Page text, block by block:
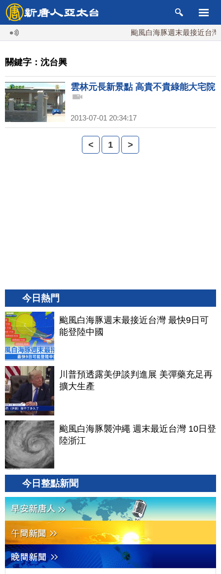
颱風白海豚週末最接近台灣
關鍵字：沈台興
雲林元長新景點 高貴不貴綠能大宅院
2013-07-01 20:34:17
< 1 >
今日熱門
颱風白海豚週末最接近台灣 最快9日可
能登陸中國
川普預透露美伊談判進展 美彈藥充足再
擴大生產
颱風白海豚襲沖繩 週末最近台灣 10日登
陸浙江
今日整點新聞